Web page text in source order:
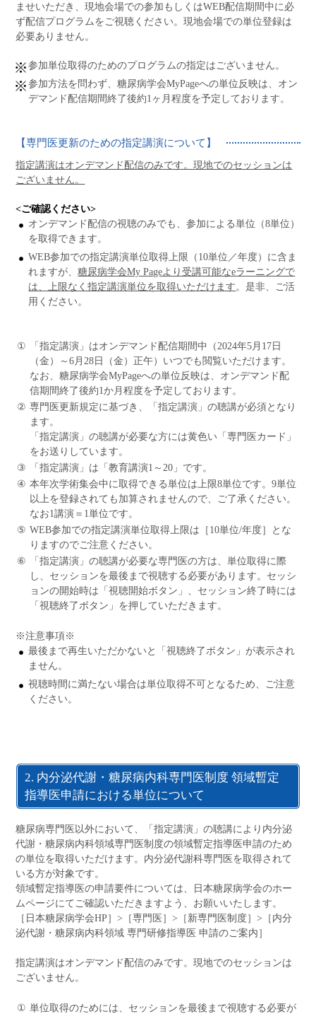
ませいただき、現地会場での参加もしくはWEB配信期間中に必
ず配信プログラムをご視聴ください。現地会場での単位登録は
必要ありません。
参加単位取得のためのプログラムの指定はございません。
参加方法を問わず、糖尿病学会MyPageへの単位反映は、オン
デマンド配信期間終了後約1ヶ月程度を予定しております。
【専門医更新のための指定講演について】
指定講演はオンデマンド配信のみです。現地でのセッションは
ございません。
<ご確認ください>
オンデマンド配信の視聴のみでも、参加による単位（8単位）
を取得できます。
WEB参加での指定講演単位取得上限（10単位／年度）に含ま
れますが、糖尿病学会My Pageより受講可能なeラーニングで
は、上限なく指定講演単位を取得いただけます 。是非、ご活
用ください。
①
「指定講演」はオンデマンド配信期間中（2024年5月17日
（金）～6月28日（金）正午）いつでも閲覧いただけます。
なお、糖尿病学会MyPageへの単位反映は、オンデマンド配
信期間終了後約1か月程度を予定しております。
② 専門医更新規定に基づき、「指定講演」の聴講が必須となり
ます。
「指定講演」の聴講が必要な方には黄色い「専門医カード」
をお送りしています。
③
「指定講演」は「教育講演1～20」です。
④ 本年次学術集会中に取得できる単位は上限8単位です。9単位
以上を登録されても加算されませんので、ご了承ください。
なお1講演＝1単位です。
⑤ WEB参加での指定講演単位取得上限は［10単位/年度］とな
りますのでご注意ください。
⑥
「指定講演」の聴講が必要な専門医の方は、単位取得に際
し、セッションを最後まで視聴する必要があります。セッシ
ョンの開始時は「視聴開始ボタン」、セッション終了時には
「視聴終了ボタン」を押していただきます。
※注意事項※
最後まで再生いただかないと「視聴終了ボタン」が表示され
ません。
視聴時間に満たない場合は単位取得不可となるため、ご注意
ください。
2. 内分泌代謝・糖尿病内科専門医制度 領域暫定
指導医申請における単位について
糖尿病専門医以外において、「指定講演」の聴講により内分泌
代謝・糖尿病内科領域専門医制度の領域暫定指導医申請のため
の単位を取得いただけます。内分泌代謝科専門医を取得されて
いる方が対象です。
領域暫定指導医の申請要件については、日本糖尿病学会のホー
ムページにてご確認いただきますよう、お願いいたします。
［ 日本糖尿病学会HP］>［専門医］>［新専門医制度］>［内分
泌代謝・糖尿病内科領域 専門研修指導医 申請のご案内］
指定講演はオンデマンド配信のみです。現地でのセッションは
ございません。
① 単位取得のためには、セッションを最後まで視聴する必要が